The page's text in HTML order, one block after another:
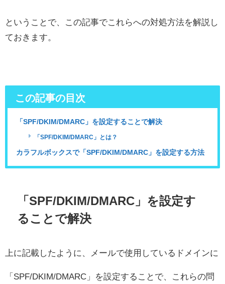
ということで、この記事でこれらへの対処方法を解説し
ておきます。
この記事の目次
「SPF/DKIM/DMARC」を設定することで解決
「SPF/DKIM/DMARC」とは？
カラフルボックスで「SPF/DKIM/DMARC」を設定する方法
「SPF/DKIM/DMARC」を設定す
ることで解決
上に記載したように、メールで使用しているドメインに
「SPF/DKIM/DMARC」を設定することで、これらの問